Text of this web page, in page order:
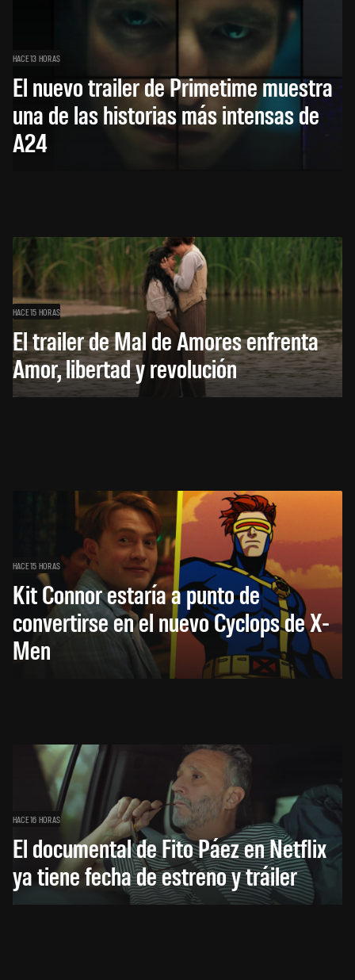
HACE 13 HORAS
El nuevo trailer de Primetime muestra
una de las historias más intensas de
A24
HACE 15 HORAS
El trailer de Mal de Amores enfrenta
Amor, libertad y revolución
HACE 15 HORAS
Kit Connor estaría a punto de
convertirse en el nuevo Cyclops de X-
Men
HACE 16 HORAS
El documental de Fito Páez en Netflix
ya tiene fecha de estreno y tráiler